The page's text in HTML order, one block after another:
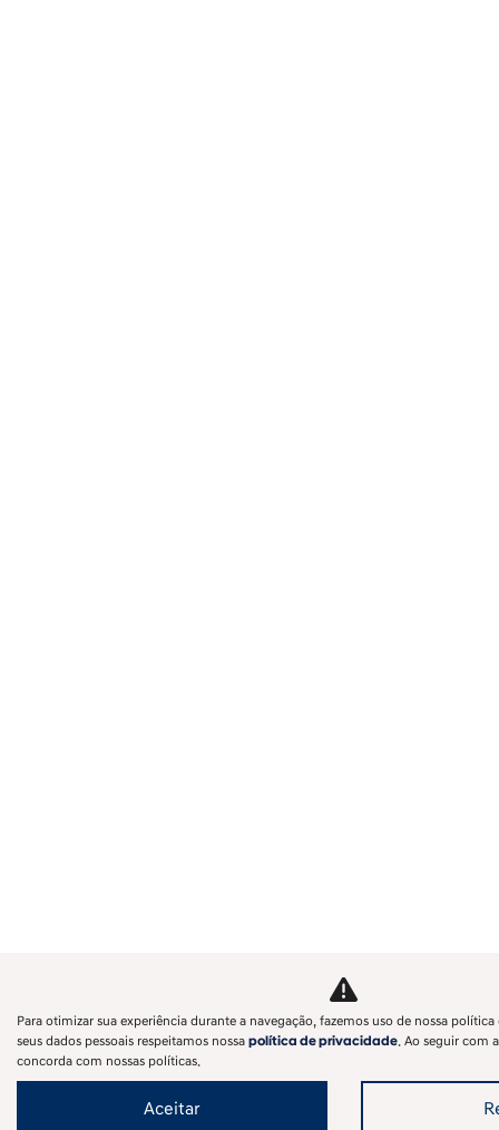
Para otimizar sua experiência durante a navegação, fazemos uso de nossa
seus dados pessoais respeitamos nossa política de privacidade. Ao seguir com
concorda com nossas políticas.
Aceitar